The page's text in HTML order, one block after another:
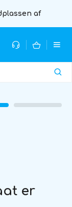
af
er